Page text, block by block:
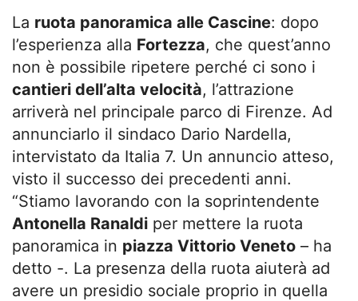
La ruota panoramica alle Cascine: dopo
l’esperienza alla Fortezza, che quest’anno
non è possibile ripetere perché ci sono i
cantieri dell’alta velocità, l’attrazione
arriverà nel principale parco di Firenze. Ad
annunciarlo il sindaco Dario Nardella,
intervistato da Italia 7. Un annuncio atteso,
visto il successo dei precedenti anni.
“Stiamo lavorando con la soprintendente
Antonella Ranaldi per mettere la ruota
panoramica in piazza Vittorio Veneto – ha
detto -. La presenza della ruota aiuterà ad
avere un presidio sociale proprio in quella